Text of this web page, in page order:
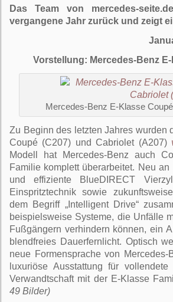
Das Team von mercedes-
vergangene Jahr zurück und zeigt
Vorstellung: Mercedes-Benz
Mercedes-Benz E-Klasse
Zu Beginn des letzten Jahres wurden
Coupé (C207) und Cabriolet (A207)
Modell hat Mercedes-Benz auch
Familie komplett überarbeitet. Neu
und effiziente BlueDIRECT
Einspritztechnik sowie
dem Begriff „Intelligent Drive“
beispielsweise Systeme, die Unfälle
Fußgängern verhindern können, ein
blendfreies Dauerfernlicht. Optisch
neue Formensprache von
luxuriöse Ausstattung für
Verwandtschaft mit der E-Klasse
49 Bilder)